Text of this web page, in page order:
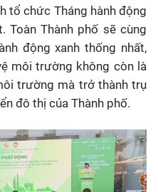
tổ chức Tháng hành động
Toàn Thành phố sẽ cùng
động xanh thống nhất,
môi trường không còn là
trường mà trở thành trụ
đô thị của Thành phố.